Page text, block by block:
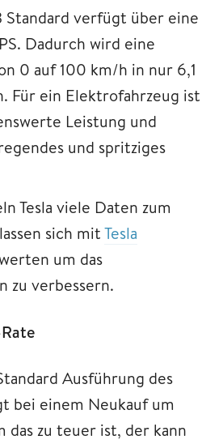
Standard verfügt über eine
Dadurch wird eine
0 auf 100 km/h in nur 6,1
Für ein Elektrofahrzeug ist
Leistung und
und spritziges
Tesla viele Daten zum
sich mitTesla
um das
zu verbessern.
Ausführung des
bei einem Neukauf um
das zu teuer ist, der kann